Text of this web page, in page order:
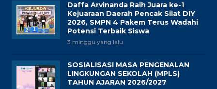
Daffa Arvinanda Raih Juara ke-1
Kejuaraan Daerah Pencak Silat DIY
2026, SMPN 4 Pakem Terus Wadahi
Potensi Terbaik Siswa
3 minggu yang lalu
SOSIALISASI MASA PENGENALAN
LINGKUNGAN SEKOLAH (MPLS)
TAHUN AJARAN 2026/2027